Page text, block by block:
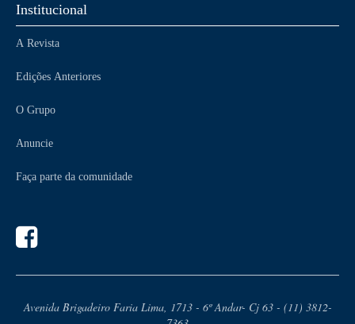
Institucional
A Revista
Edições Anteriores
O Grupo
Anuncie
Faça parte da comunidade
Avenida Brigadeiro Faria Lima, 1713 - 6º Andar- Cj 63 - (11) 3812-